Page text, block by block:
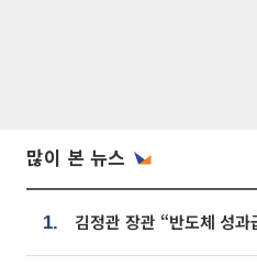
많이 본 뉴스
1.